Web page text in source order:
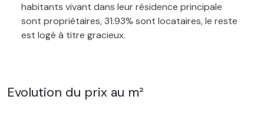
habitants vivant dans leur résidence principale
sont propriétaires, 31.93% sont locataires, le reste
est logé à titre gracieux.
Evolution du prix au m²